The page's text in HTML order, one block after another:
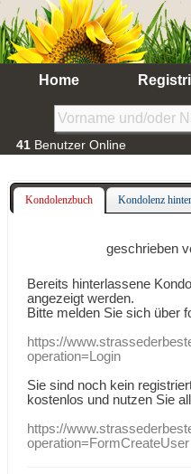
Home
41 Benutzer Online
Kondolenzbuch Kondolenz
geschrieben
Bereits hinterlassene
angezeigt werden.
Bitte melden Sie sich über
https://
operation=Login
Sie sind noch kein
kostenlos und nutzen Sie
https://
operation=FormCreateUser